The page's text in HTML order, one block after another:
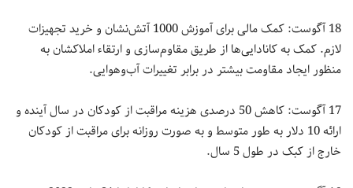
18 آگوست: کمک مالی برای آموزش 1000 آتش‌نشان و خرید تجهیزات
لازم. کمک به کانادایی‌ها از طریق مقاوم‌سازی و ارتقاء املاکشان به
منظور ایجاد مقاومت بیشتر در برابر تغییرات آب‌وهوایی.
17 آگوست: کاهش 50 درصدی هزینه مراقبت از کودکان در سال آینده و
ارائه 10 دلار به طور متوسط و به صورت روزانه برای مراقبت از کودکان
خارج از کبک در طول 5 سال.